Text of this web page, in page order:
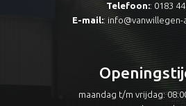
Telefoon:: 0183
E-mail:: info@vanwillegen-
maandag t/m vrijdag: